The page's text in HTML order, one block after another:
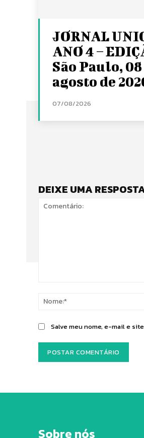
JORNAL
ANO 4 –
São Paulo, 08
agosto de
07/08/2026
DEIXE UMA
Salve meu nome, e-mail e
Sobre nós